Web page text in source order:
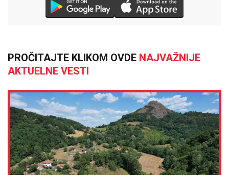
PROČITAJTE KLIKOM OVDE NAJVAŽNIJE
AKTUELNE VESTI